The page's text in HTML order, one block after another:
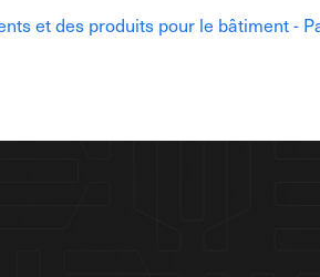
et des produits pour le bâtiment -